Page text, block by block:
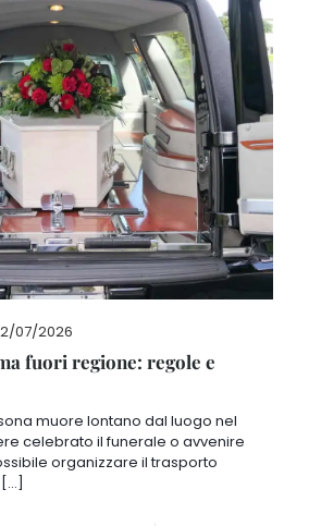
07/2026
fuori regione: regole e
muore lontano dal luogo nel
celebrato il funerale o avvenire
organizzare il trasporto
[…]